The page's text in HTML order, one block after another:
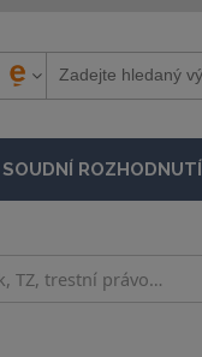
SOUDNÍ ROZHODNUTÍ